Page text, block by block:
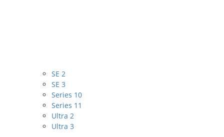
SE 2
SE 3
Series 10
Series 11
Ultra 2
Ultra 3